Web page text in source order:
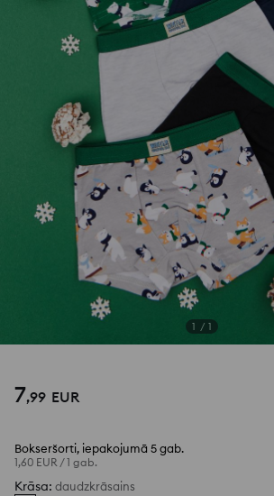
1 / 1
7,99 EUR
Bokseršorti, iepakojumā 5 gab.
1,60 EUR /1 gab.
Krāsa: daudzkrāsains